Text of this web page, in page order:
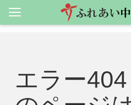
エラー